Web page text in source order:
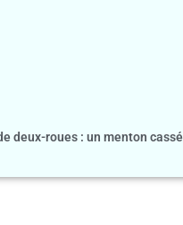
deux-roues : un menton cassé